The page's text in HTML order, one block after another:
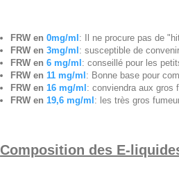
FRW en 0mg/ml : Il ne procure pas de
FRW en 3mg/ml : susceptible de
FRW en 6 mg/ml : conseillé pour les
FRW en 11 mg/ml : Bonne base pour
FRW en 16 mg/ml : conviendra aux gros
FRW en 19,6 mg/ml : les très gros
Composition des E-